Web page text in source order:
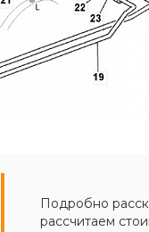
Подробно
рассчитаем